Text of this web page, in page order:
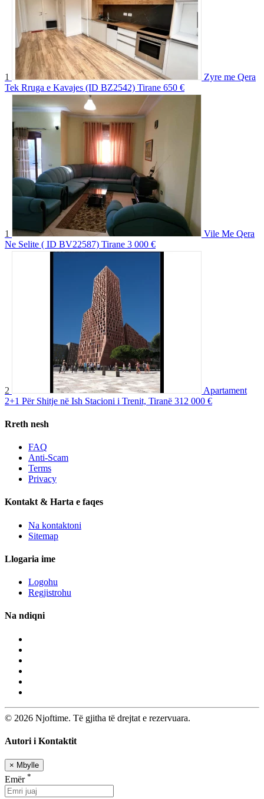
1
Zyre me Qera
Tek Rruga e Kavajes (ID BZ2542) Tirane 650 €
1
Vile Me Qera
Ne Selite ( ID BV22587) Tirane 3 000 €
2
Apartament
2+1 Për Shitje në Ish Stacioni i Trenit, Tiranë 312 000 €
Rreth nesh
FAQ
Anti-Scam
Terms
Privacy
Kontakt & Harta e faqes
Na kontaktoni
Sitemap
Llogaria ime
Logohu
Regjistrohu
Na ndiqni
© 2026 Njoftime. Të gjitha të drejtat e rezervuara.
Autori i Kontaktit
× Mbylle
Emër *